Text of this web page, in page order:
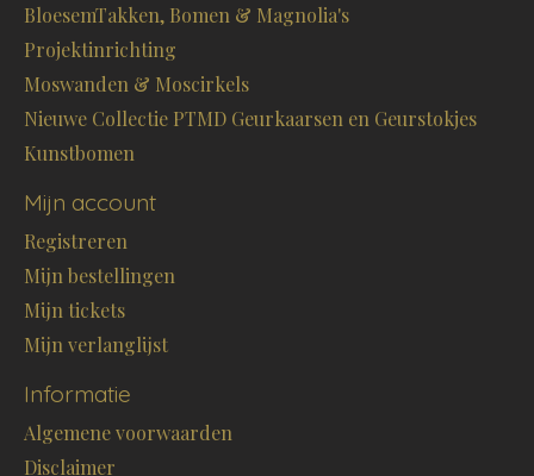
BloesemTakken, Bomen & Magnolia's
Projektinrichting
Moswanden & Moscirkels
Nieuwe Collectie PTMD Geurkaarsen en Geurstokjes
Kunstbomen
Mijn account
Registreren
Mijn bestellingen
Mijn tickets
Mijn verlanglijst
Informatie
Algemene voorwaarden
Disclaimer